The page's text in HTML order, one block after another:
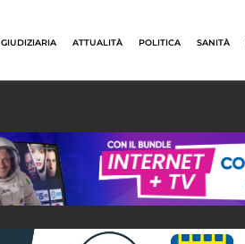
GIUDIZIARIA ATTUALITÀ POLITICA SANITÀ